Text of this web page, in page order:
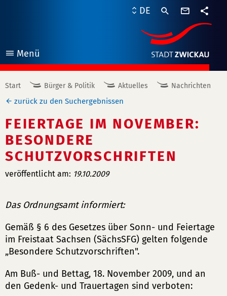
Menü
öffnen
DE
Start Bürger & Politik Aktuelles Nachrichten
zurück zu den Suchergebnissen
FEIERTAGE IM NOVEMBER:
BESONDERE
SCHUTZVORSCHRIFTEN
veröffentlicht am: 19.10.2009
Das Ordnungsamt informiert:
Gemäß § 6 des Gesetzes über Sonn- und Feiertage
im Freistaat Sachsen (SächsSFG) gelten folgende
„Besondere Schutzvorschriften".
Am Buß- und Bettag, 18. November 2009, und an
den Gedenk- und Trauertagen sind verboten: